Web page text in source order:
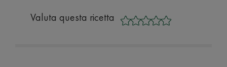
Valuta questa ricetta